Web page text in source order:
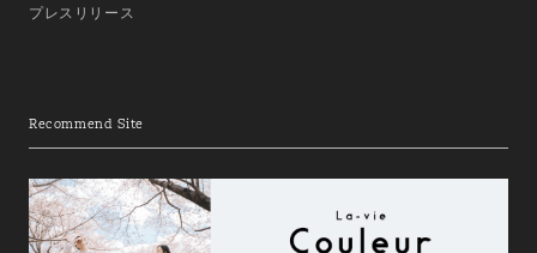
プレスリリース
Recommend Site